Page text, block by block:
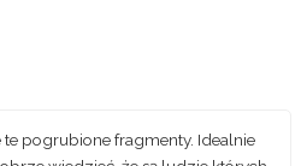
pogrubione fragmenty. Idealnie